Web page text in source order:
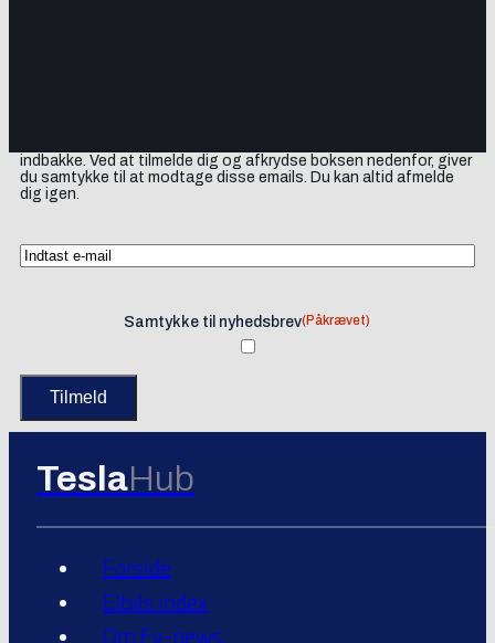
indbakke. Ved at tilmelde dig og afkrydse boksen nedenfor, giver
du samtykke til at modtage disse emails. Du kan altid afmelde
dig igen.
Samtykke til nyhedsbrev(Påkrævet)
TeslaHub
Forside
Elbils index
Om Ev-news